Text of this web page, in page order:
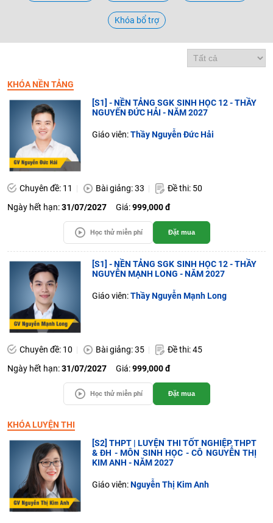
Khóa bổ trợ
KHÓA NỀN TẢNG
[S1] - NỀN TẢNG SGK SINH HỌC 12 - THẦY
NGUYẾN ĐỨC HẢI - NĂM 2027
Giáo viên:Thầy Nguyễn Đức Hải
Chuyên đề: 11 Bài giảng: 33
Đề thi: 50
Ngày hết hạn:31/07/2027 Giá:999,000 đ
Học thử miễn phí Đặt mua
[S1] - NỀN TẢNG SGK SINH HỌC 12 - THẦY
NGUYỄN MẠNH LONG - NĂM 2027
Giáo viên:Thầy Nguyễn Mạnh Long
Chuyên đề: 10 Bài giảng: 35
Đề thi: 45
Ngày hết hạn:31/07/2027 Giá:999,000 đ
Học thử miễn phí Đặt mua
KHÓA LUYỆN THI
[S2] THPT | LUYỆN THI TỐT NGHIỆP THPT
& ĐH - MÔN SINH HỌC - CÔ NGUYỄN THỊ
KIM ANH - NĂM 2027
Giáo viên:Nguyễn Thị Kim Anh